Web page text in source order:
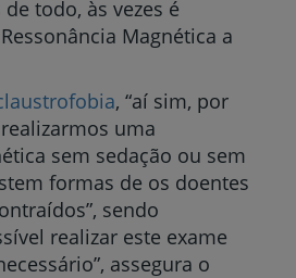
todo, às vezes é
Magnética a
, “aí sim, por
uma
sem sedação ou sem
formas de os doentes
sendo
realizar este exame
assegura o